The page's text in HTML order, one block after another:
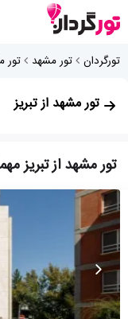
تورگردان تور مشهد تور
تور مشهد از تبریز
تور مشهد از تبریز